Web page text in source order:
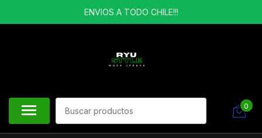
ENVIOS A TODO CHILE!!!
0